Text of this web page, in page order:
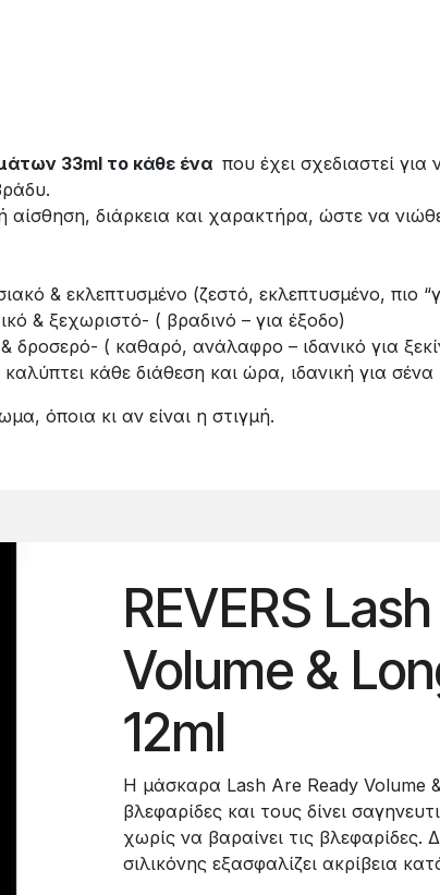
33ml το κάθε ένα που έχει σχεδιαστεί
αίσθηση, διάρκεια και χαρακτήρα, ώστε να
& εκλεπτυσμένο (ζεστό, εκλεπτυσμένο, πιο
& ξεχωριστό- ( βραδινό – για έξοδο)
δροσερό- ( καθαρό, ανάλαφρο – ιδανικό για
κάθε διάθεση και ώρα, ιδανική για
όποια κι αν είναι η στιγμή.
REVERS
Volume &
12ml
Η μάσκαρα Lash Are Ready Volume &
βλεφαρίδες και τους δίνει
χωρίς να βαραίνει τις βλεφαρίδες.
σιλικόνης εξασφαλίζει ακρίβεια